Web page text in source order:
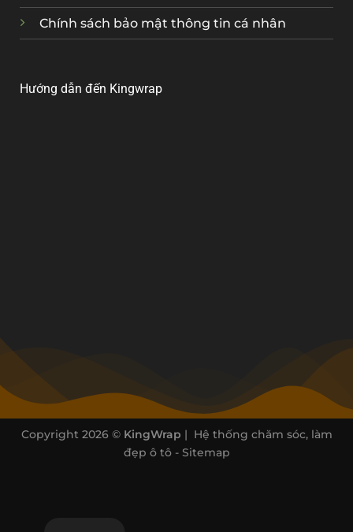
Chính sách bảo mật thông tin cá nhân
Hướng dẫn đến Kingwrap
Copyright 2026 © KingWrap | Hệ thống chăm sóc, làm
đẹp ô tô - Sitemap